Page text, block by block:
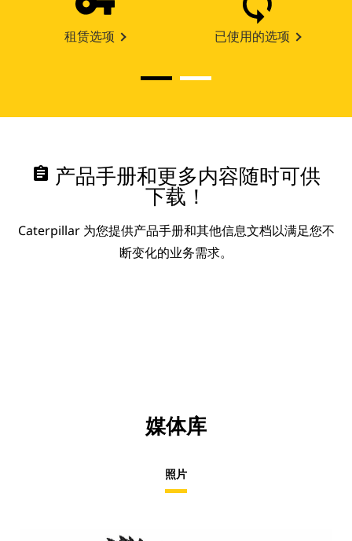
租赁选项 已使用的选项
assignment 产品手册和更多内容随时可供
下载！
Caterpillar 为您提供产品手册和其他信息文档以满足您不
断变化的业务需求。
媒体库
照片